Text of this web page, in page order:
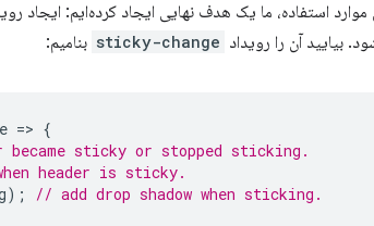
موارد استفاده، ما یک هدف نهایی ایجاد کرده‌ایم: ایجاد
بیایید آن را رویداد sticky-change بنامیم:
e => {
became sticky or stopped sticking.
header is sticky.
); // add drop shadow when sticking.